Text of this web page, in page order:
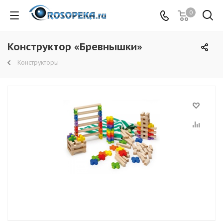
0
Конструктор «Бревнышки»
Конструкторы